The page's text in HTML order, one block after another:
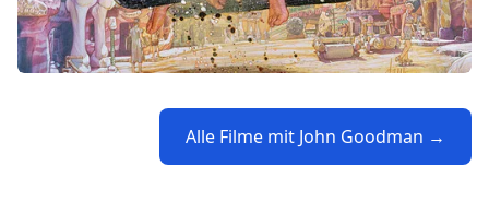
Alle Filme mit John Goodman →